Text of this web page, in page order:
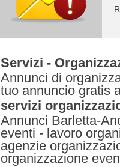
Servizi -
Annunci di
tuo annuncio gratis
servizi
Annunci Barletta-
eventi - lavoro
agenzie
organizzazione